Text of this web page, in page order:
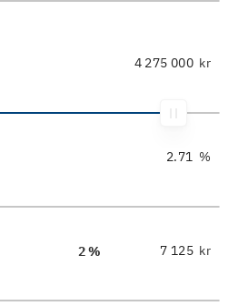
kr
%
2 % kr